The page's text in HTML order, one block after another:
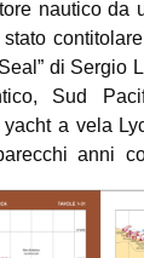
nautico da
di Sergio
Sud
yacht a vela
anni
delle carte
della